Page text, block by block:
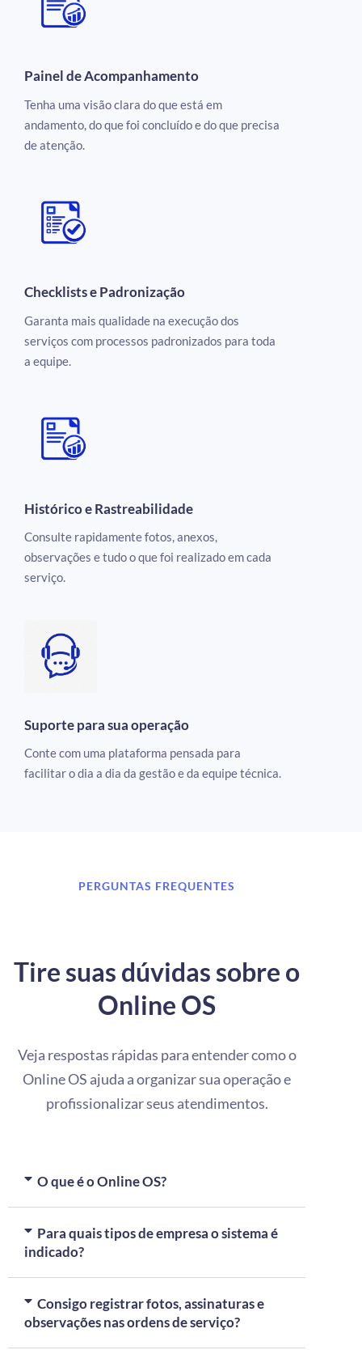
Painel de Acompanhamento
Tenha uma visão clara do que está em
andamento, do que foi concluído e do que precisa
de atenção.
Checklists e Padronização
Garanta mais qualidade na execução dos
serviços com processos padronizados para toda
a equipe.
Histórico e Rastreabilidade
Consulte rapidamente fotos, anexos,
observações e tudo o que foi realizado em cada
serviço.
Suporte para sua operação
Conte com uma plataforma pensada para
facilitar o dia a dia da gestão e da equipe técnica.
PERGUNTAS FREQUENTES
Tire suas dúvidas sobre o
Online OS
Veja respostas rápidas para entender como o
Online OS ajuda a organizar sua operação e
profissionalizar seus atendimentos.
O que é o Online OS?
Para quais tipos de empresa o sistema é
indicado?
Consigo registrar fotos, assinaturas e
observações nas ordens de serviço?